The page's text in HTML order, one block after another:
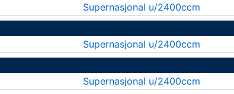
Supernasjonal u/2400ccm
Supernasjonal u/2400ccm
Supernasjonal u/2400ccm